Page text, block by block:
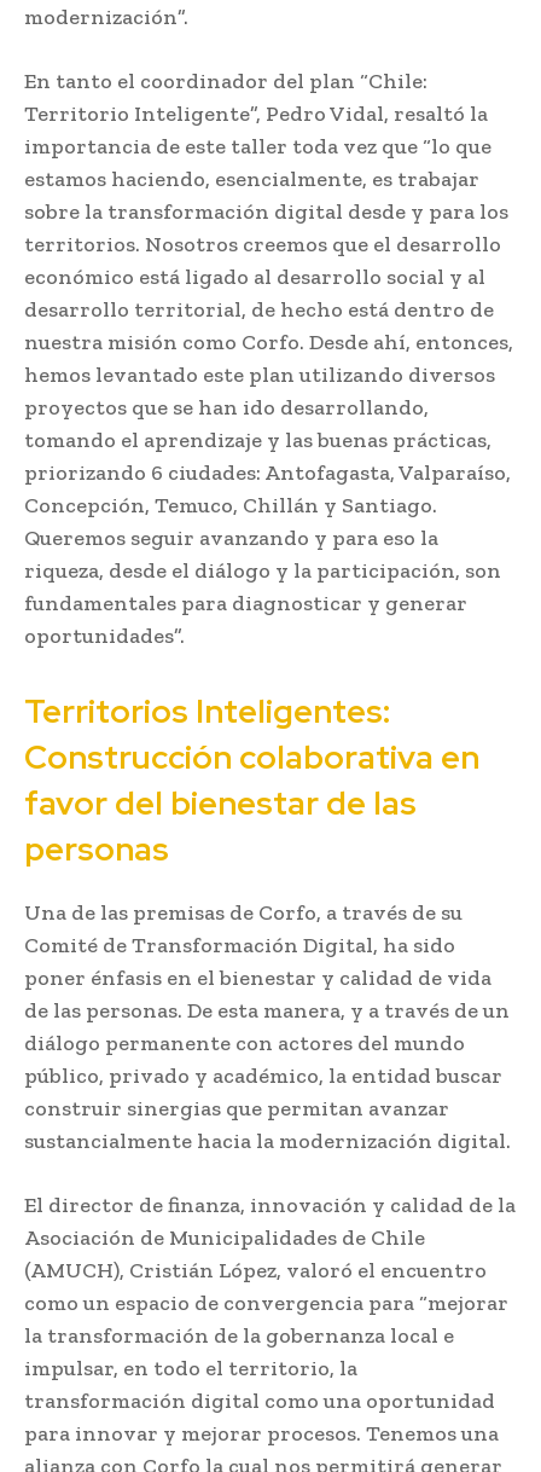
modernización”.
En tanto el coordinador del plan “Chile:
Territorio Inteligente”, Pedro Vidal, resaltó la
importancia de este taller toda vez que “lo que
estamos haciendo, esencialmente, es trabajar
sobre la transformación digital desde y para los
territorios. Nosotros creemos que el desarrollo
económico está ligado al desarrollo social y al
desarrollo territorial, de hecho está dentro de
nuestra misión como Corfo. Desde ahí, entonces,
hemos levantado este plan utilizando diversos
proyectos que se han ido desarrollando,
tomando el aprendizaje y las buenas prácticas,
priorizando 6 ciudades: Antofagasta, Valparaíso,
Concepción, Temuco, Chillán y Santiago.
Queremos seguir avanzando y para eso la
riqueza, desde el diálogo y la participación, son
fundamentales para diagnosticar y generar
oportunidades”.
Territorios Inteligentes:
Construcción colaborativa en
favor del bienestar de las
personas
Una de las premisas de Corfo, a través de su
Comité de Transformación Digital, ha sido
poner énfasis en el bienestar y calidad de vida
de las personas. De esta manera, y a través de un
diálogo permanente con actores del mundo
público, privado y académico, la entidad buscar
construir sinergias que permitan avanzar
sustancialmente hacia la modernización digital.
El director de finanza, innovación y calidad de la
Asociación de Municipalidades de Chile
(AMUCH), Cristián López, valoró el encuentro
como un espacio de convergencia para “mejorar
la transformación de la gobernanza local e
impulsar, en todo el territorio, la
transformación digital como una oportunidad
para innovar y mejorar procesos. Tenemos una
alianza con Corfo la cual nos permitirá generar